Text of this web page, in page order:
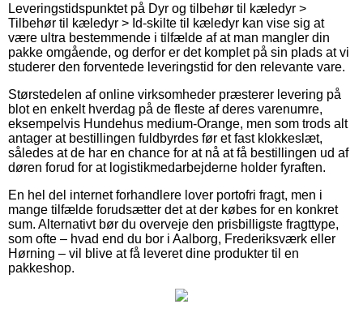
Leveringstidspunktet på Dyr og tilbehør til kæledyr >
Tilbehør til kæledyr > Id-skilte til kæledyr kan vise sig at
være ultra bestemmende i tilfælde af at man mangler din
pakke omgående, og derfor er det komplet på sin plads at vi
studerer den forventede leveringstid for den relevante vare.
Størstedelen af online virksomheder præsterer levering på
blot en enkelt hverdag på de fleste af deres varenumre,
eksempelvis Hundehus medium-Orange, men som trods alt
antager at bestillingen fuldbyrdes før et fast klokkeslæt,
således at de har en chance for at nå at få bestillingen ud af
døren forud for at logistikmedarbejderne holder fyraften.
En hel del internet forhandlere lover portofri fragt, men i
mange tilfælde forudsætter det at der købes for en konkret
sum. Alternativt bør du overveje den prisbilligste fragttype,
som ofte – hvad end du bor i Aalborg, Frederiksværk eller
Hørning – vil blive at få leveret dine produkter til en
pakkeshop.